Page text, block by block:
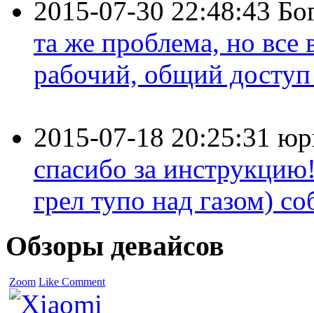
2015-07-30 22:48:43
та же проблема, но все
рабочий, общий доступ
2015-07-18 20:25:31
спасибо за
грел тупо над газом)
Обзоры девайсов
Zoom Like Comment